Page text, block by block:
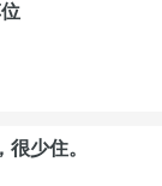
少住。